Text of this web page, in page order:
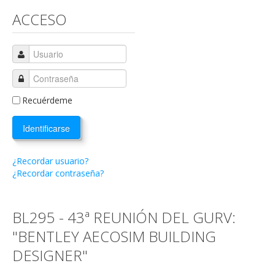
ACCESO
Recuérdeme
Identificarse
¿Recordar usuario?
¿Recordar contraseña?
BL295 - 43ª REUNIÓN DEL GURV:
"BENTLEY AECOSIM BUILDING
DESIGNER"